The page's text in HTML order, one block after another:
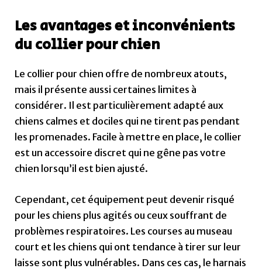
Les avantages et inconvénients
du collier pour chien
Le collier pour chien offre de nombreux atouts,
mais il présente aussi certaines limites à
considérer. Il est particulièrement adapté aux
chiens calmes et dociles qui ne tirent pas pendant
les promenades. Facile à mettre en place, le collier
est un accessoire discret qui ne gêne pas votre
chien lorsqu’il est bien ajusté.
Cependant, cet équipement peut devenir risqué
pour les chiens plus agités ou ceux souffrant de
problèmes respiratoires. Les courses au museau
court et les chiens qui ont tendance à tirer sur leur
laisse sont plus vulnérables. Dans ces cas, le harnais